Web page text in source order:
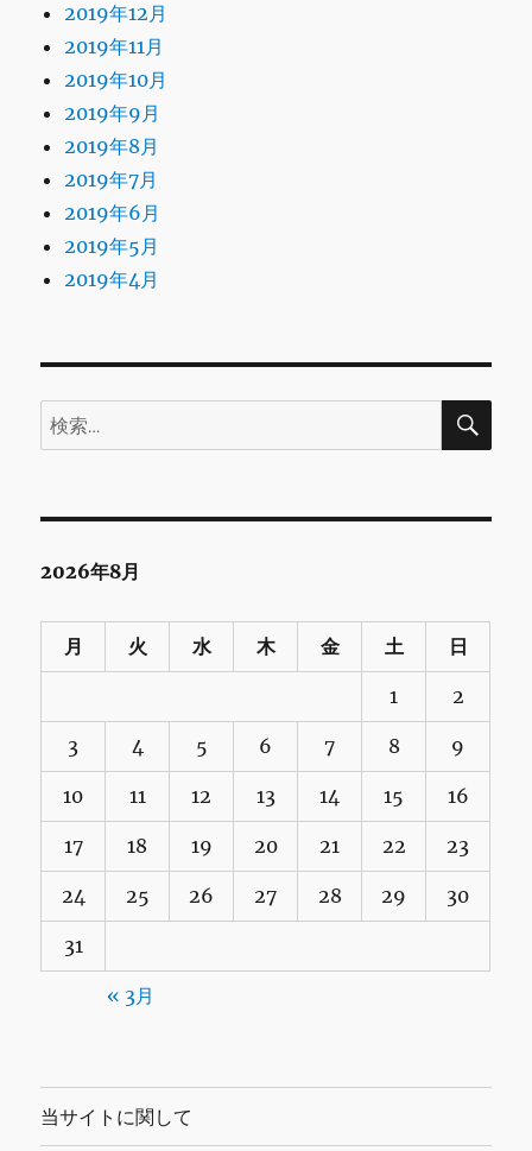
2019年12月
2019年11月
2019年10月
2019年9月
2019年8月
2019年7月
2019年6月
2019年5月
2019年4月
検
索:
検
2026年8月
月 火 水 木 金 土 日
1 2
3 4 5 6 7 8 9
10 11 12 13 14 15 16
17 18 19 20 21 22 23
24 25 26 27 28 29 30
31
« 3月
当サイトに関して